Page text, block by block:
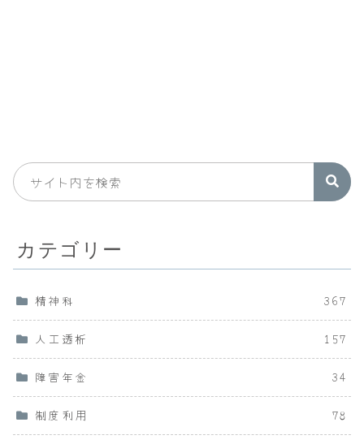
カテゴリー
精神科 367
人工透析 157
障害年金 34
制度利用 78